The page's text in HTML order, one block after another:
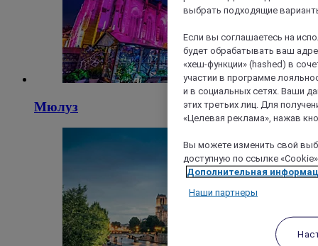
Мюлуз
выбрать подходящие
Если вы соглашаетесь на
будет обрабатывать ваш
«хеш-функции» (hashed) в
участии в программе
и в социальных сетях. Ваши
этих третьих лиц. Для
«Целевая реклама», нажав
Вы можете изменить свой
доступную по ссылке
Дополнительная
Наши партнеры